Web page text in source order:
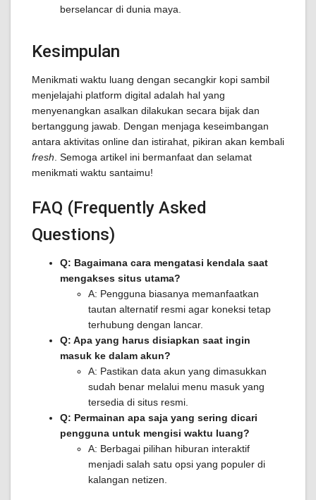
berselancar di dunia maya.
Kesimpulan
Menikmati waktu luang dengan secangkir kopi sambil
menjelajahi platform digital adalah hal yang
menyenangkan asalkan dilakukan secara bijak dan
bertanggung jawab. Dengan menjaga keseimbangan
antara aktivitas online dan istirahat, pikiran akan kembali
fresh . Semoga artikel ini bermanfaat dan selamat
menikmati waktu santaimu!
FAQ (Frequently Asked
Questions)
Q: Bagaimana cara mengatasi kendala saat
mengakses situs utama?
A: Pengguna biasanya memanfaatkan
tautan alternatif resmi agar koneksi tetap
terhubung dengan lancar.
Q: Apa yang harus disiapkan saat ingin
masuk ke dalam akun?
A: Pastikan data akun yang dimasukkan
sudah benar melalui menu masuk yang
tersedia di situs resmi.
Q: Permainan apa saja yang sering dicari
pengguna untuk mengisi waktu luang?
A: Berbagai pilihan hiburan interaktif
menjadi salah satu opsi yang populer di
kalangan netizen.